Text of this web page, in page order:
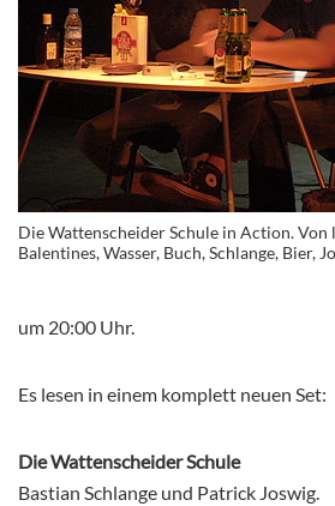
Die Wattenscheider Schule in Action. Von
Balentines, Wasser, Buch, Schlange, Bier,
um 20:00 Uhr.
Es lesen in einem komplett neuen Set:
Die Wattenscheider Schule
Bastian Schlange und Patrick Joswig.